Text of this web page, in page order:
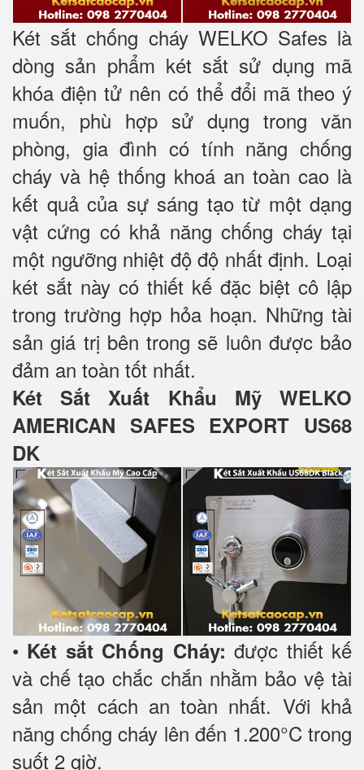
Két sắt chống cháy WELKO Safes là
dòng sản phẩm két sắt sử dụng mã
khóa điện tử nên có thể đổi mã theo ý
muốn, phù hợp sử dụng trong văn
phòng, gia đình có tính năng chống
cháy và hệ thống khoá an toàn cao là
kết quả của sự sáng tạo từ một dạng
vật cứng có khả năng chống cháy tại
một ngưỡng nhiệt độ độ nhất định. Loại
két sắt này có thiết kế đặc biệt cô lập
trong trường hợp hỏa hoạn. Những tài
sản giá trị bên trong sẽ luôn được bảo
đảm an toàn tốt nhất.
Két Sắt Xuất Khẩu Mỹ WELKO
AMERICAN SAFES EXPORT US68
DK
• Két sắt Chống Cháy: được thiết kế
và chế tạo chắc chắn nhằm bảo vệ tài
sản một cách an toàn nhất. Với khả
năng chống cháy lên đến 1.200°C trong
suốt 2 giờ.